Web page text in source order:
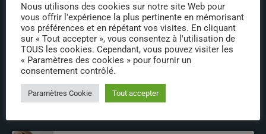
ANIMATEURS
jeremy directeur
fabrice
Nous utilisons des cookies sur notre site Web pour
vous offrir l'expérience la plus pertinente en mémorisant
vos préférences et en répétant vos visites. En cliquant
sur « Tout accepter », vous consentez à l'utilisation de
TOUS les cookies. Cependant, vous pouvez visiter les
« Paramètres des cookies » pour fournir un
consentement contrôlé.
Paramètres Cookie Tout accepter